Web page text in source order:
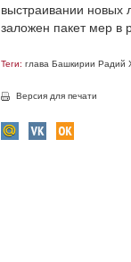
выстраивании новых
заложен пакет мер в
Теги: глава Башкирии Радий
Версия для печати